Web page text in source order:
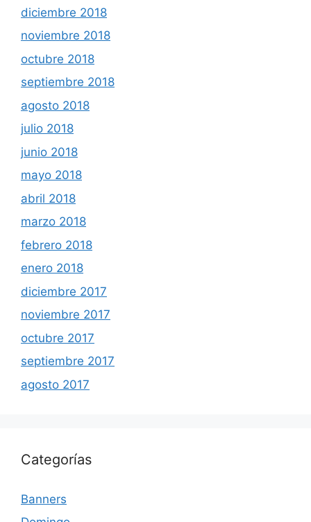
diciembre 2018
noviembre 2018
octubre 2018
septiembre 2018
agosto 2018
julio 2018
junio 2018
mayo 2018
abril 2018
marzo 2018
febrero 2018
enero 2018
diciembre 2017
noviembre 2017
octubre 2017
septiembre 2017
agosto 2017
Categorías
Banners